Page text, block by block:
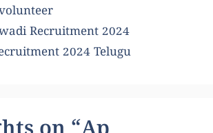
Recruitment 2024
2024 Telugu